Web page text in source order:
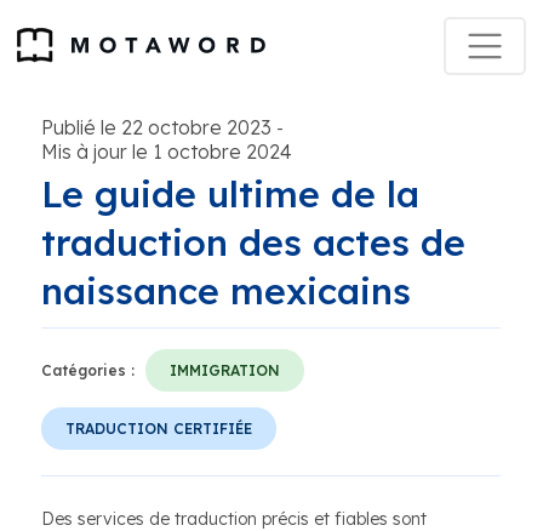
Publié le 22 octobre 2023 -
Mis à jour le 1 octobre 2024
Le guide ultime de la
traduction des actes de
naissance mexicains
Catégories : IMMIGRATION
TRADUCTION CERTIFIÉE
Des services de traduction précis et fiables sont